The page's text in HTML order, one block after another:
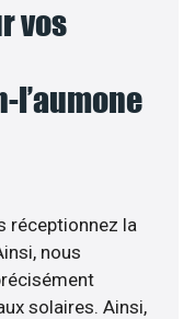
vos
l’aumone
réceptionnez la
nous
solaires. Ainsi,